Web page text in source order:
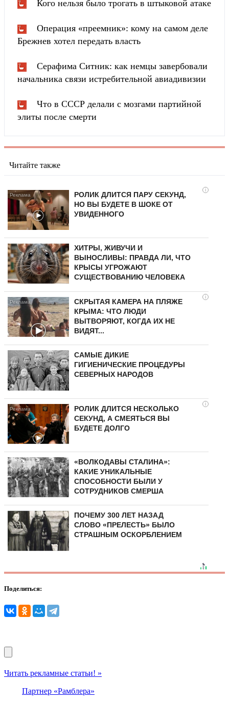
Кого нельзя было трогать в штыковой атаке
Операция «преемник»: кому на самом деле
Брежнев хотел передать власть
Серафима Ситник: как немцы завербовали
начальника связи истребительной авиадивизии
Что в СССР делали с мозгами партийной
элиты после смерти
Читайте также
i
РОЛИК ДЛИТСЯ ПАРУ СЕКУНД,
НО ВЫ БУДЕТЕ В ШОКЕ ОТ
УВИДЕННОГО
ХИТРЫ, ЖИВУЧИ И
ВЫНОСЛИВЫ: ПРАВДА ЛИ, ЧТО
КРЫСЫ УГРОЖАЮТ
СУЩЕСТВОВАНИЮ ЧЕЛОВЕКА
i
СКРЫТАЯ КАМЕРА НА ПЛЯЖЕ
КРЫМА: ЧТО ЛЮДИ
ВЫТВОРЯЮТ, КОГДА ИХ НЕ
ВИДЯТ...
САМЫЕ ДИКИЕ
ГИГИЕНИЧЕСКИЕ ПРОЦЕДУРЫ
СЕВЕРНЫХ НАРОДОВ
i
РОЛИК ДЛИТСЯ НЕСКОЛЬКО
СЕКУНД, А СМЕЯТЬСЯ ВЫ
БУДЕТЕ ДОЛГО
«ВОЛКОДАВЫ СТАЛИНА»:
КАКИЕ УНИКАЛЬНЫЕ
СПОСОБНОСТИ БЫЛИ У
СОТРУДНИКОВ СМЕРША
ПОЧЕМУ 300 ЛЕТ НАЗАД
СЛОВО «ПРЕЛЕСТЬ» БЫЛО
СТРАШНЫМ ОСКОРБЛЕНИЕМ
Поделиться:
Читать рекламные статьи! »
Партнер «Рамблера»